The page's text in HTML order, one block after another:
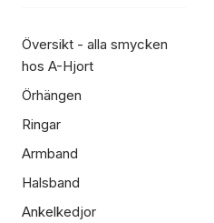
Översikt - alla smycken
hos A-Hjort
Örhängen
Ringar
Armband
Halsband
Ankelkedjor